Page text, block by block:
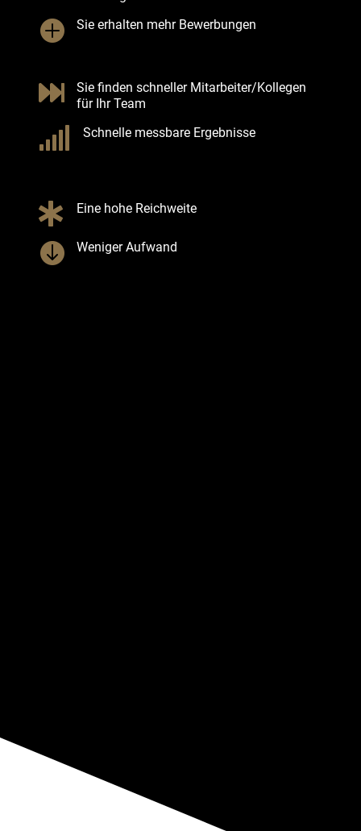
 Sie erhalten mehr Bewerbungen

Sie finden schneller Mitarbeiter/Kollegen
für Ihr Team
 Schnelle messbare Ergebnisse
 Eine hohe Reichweite
 Weniger Aufwand